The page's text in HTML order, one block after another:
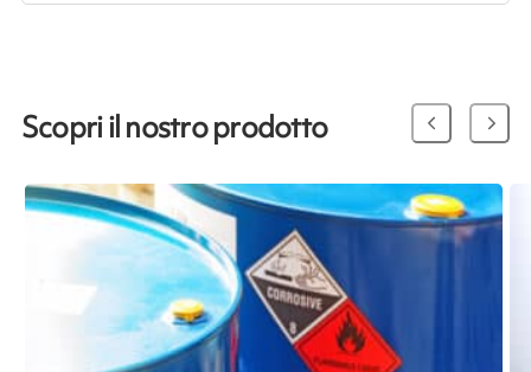
Scopri il nostro prodotto